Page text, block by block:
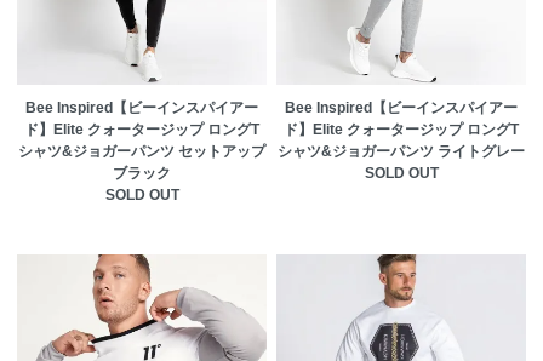
Bee Inspired【ビーインスパイアー
ド】Elite クォータージップ ロングT
シャツ&ジョガーパンツ セットアップ
ブラック
SOLD OUT
Bee Inspired【ビーインスパイアー
ド】Elite クォータージップ ロングT
シャツ&ジョガーパンツ ライトグレー
SOLD OUT